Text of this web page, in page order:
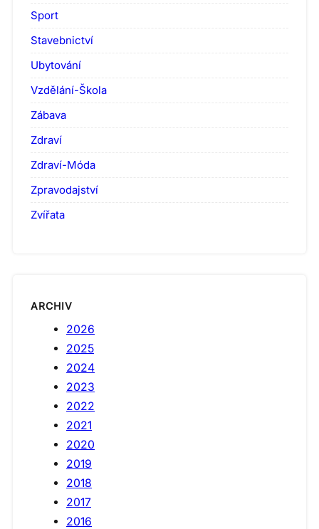
Sport
Stavebnictví
Ubytování
Vzdělání-Škola
Zábava
Zdraví
Zdraví-Móda
Zpravodajství
Zvířata
ARCHIV
2026
2025
2024
2023
2022
2021
2020
2019
2018
2017
2016